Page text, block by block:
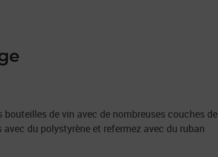
bouteilles de vin avec de nombreuses couches de
du polystyrène et refermez avec du ruban